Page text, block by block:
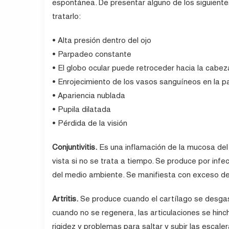
espontánea. De presentar alguno de los
tratarlo:
• Alta presión dentro del ojo
• Parpadeo constante
• El globo ocular puede retroceder hacia la
• Enrojecimiento de los vasos sanguíneos en la
• Apariencia nublada
• Pupila dilatada
• Pérdida de la visión
Conjuntivitis. Es una inflamación de la mucosa
vista si no se trata a tiempo. Se produce por
del medio ambiente. Se manifiesta con exceso
Artritis. Se produce cuando el cartílago se
cuando no se regenera, las articulaciones se
rigidez y problemas para saltar y subir las